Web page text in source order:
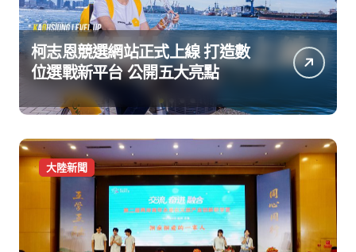
柯志恩競選網站正式上線 打造數
位選戰新平台 公開五大亮點
大陸新聞